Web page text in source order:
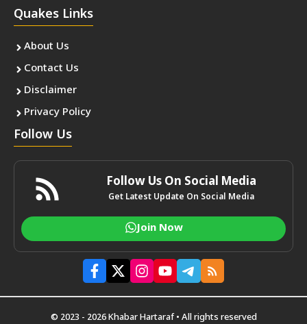
Quakes Links
About Us
Contact Us
Disclaimer
Privacy Policy
Follow Us
Follow Us On Social Media
Get Latest Update On Social Media
Join Now
© 2023 - 2026 Khabar Hartaraf • All rights reserved